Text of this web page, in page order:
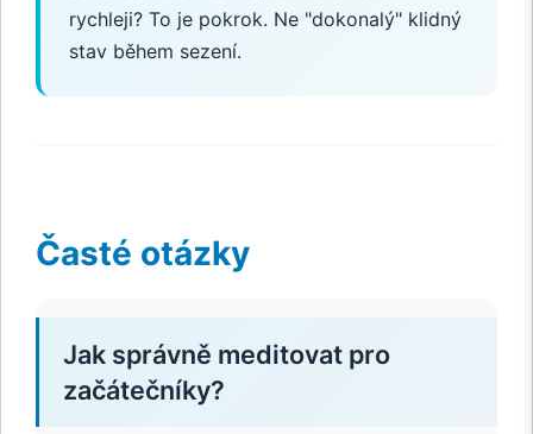
rychleji? To je pokrok. Ne "dokonalý" klidný
stav během sezení.
Časté otázky
Jak správně meditovat pro
začátečníky?